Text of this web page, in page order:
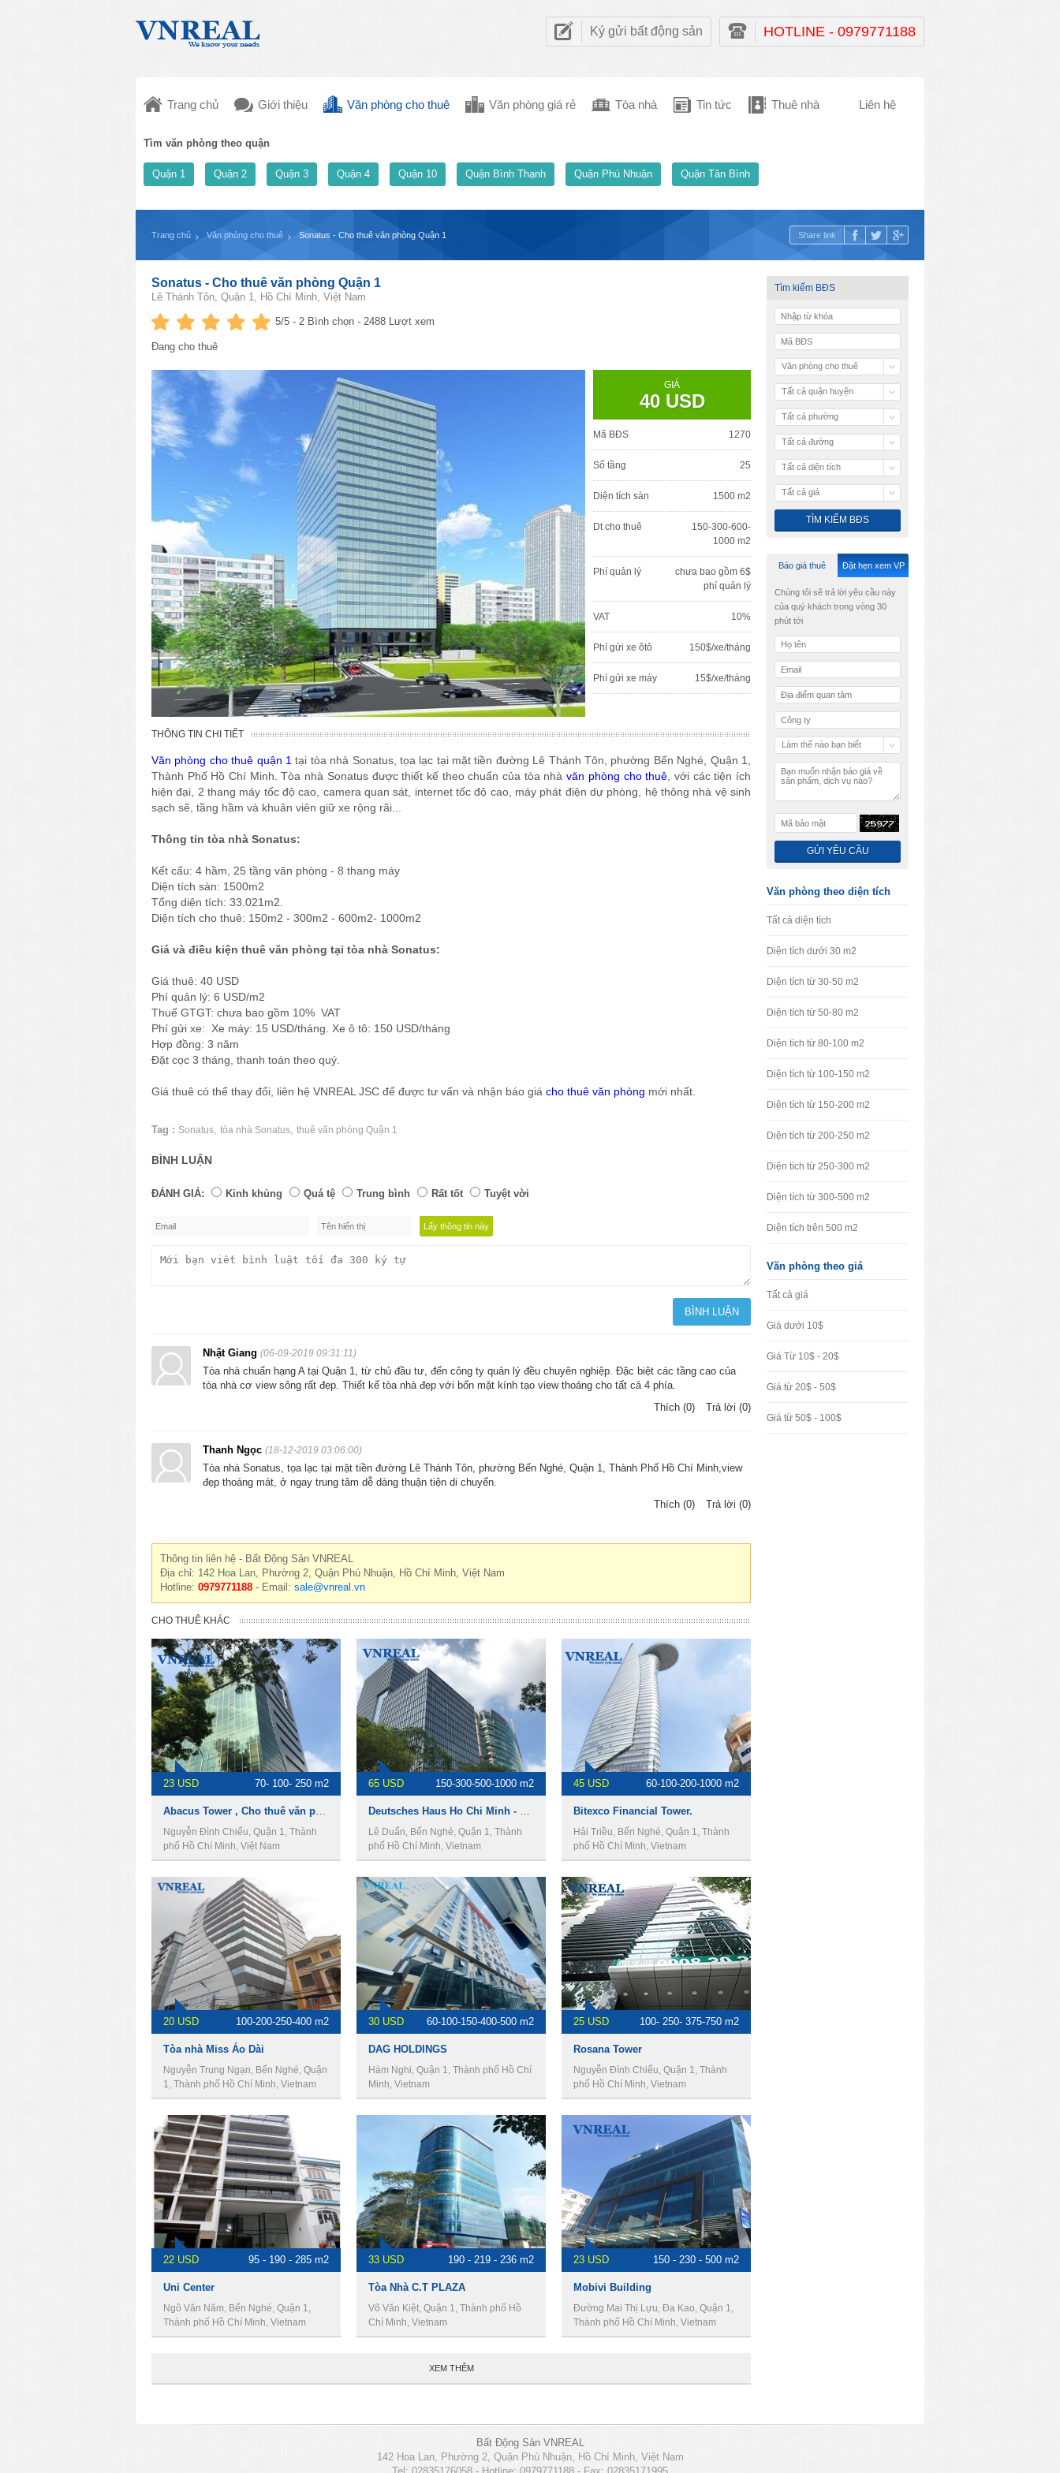
Ký gửi bất động sản HOTLINE - 0979771188
Trang chủ Giới thiệu Văn phòng cho thuê Văn phòng giá rẻ Tòa nhà Tin tức Thuê nhà Liên hệ
Tìm văn phòng theo quận
Quận 1 Quận 2 Quận 3 Quận 4 Quận 10 Quận Bình Thạnh Quận Phú Nhuận Quận Tân Bình
Trang chủ Văn phòng cho thuê Sonatus - Cho thuê văn phòng Quận 1 Share link
Sonatus - Cho thuê văn phòng Quận 1
Lê Thánh Tôn, Quận 1, Hồ Chí Minh, Việt Nam
5/5 - 2 Bình chọn - 2488 Lượt xem
Đang cho thuê
GIÁ
40 USD
Mã BĐS 1270
Số tầng 25
Diện tích sàn 1500 m2
Dt cho thuê
150-300-600-
1000 m2
Phí quản lý
chưa bao gồm 6$
phí quản lý
VAT 10%
Phí gửi xe ôtô 150$/xe/tháng
Phí gửi xe máy 15$/xe/tháng
THÔNG TIN CHI TIẾT
Văn phòng cho thuê quận 1 tại tòa nhà Sonatus, tọa lạc tại mặt tiền đường Lê Thánh Tôn, phường Bến Nghé, Quận 1,
Thành Phố Hồ Chí Minh. Tòa nhà Sonatus được thiết kế theo chuẩn của tòa nhàvăn phòng cho thuê , với các tiện ích
hiện đại, 2 thang máy tốc độ cao, camera quan sát, internet tốc độ cao, máy phát điện dự phòng, hệ thông nhà vệ sinh
sạch sẽ, tầng hầm và khuân viên giữ xe rộng rãi...
Thông tin tòa nhà Sonatus:
Kết cấu: 4 hầm, 25 tầng văn phòng - 8 thang máy
Diện tích sàn: 1500m2
Tổng diện tích: 33.021m2.
Diện tích cho thuê: 150m2 - 300m2 - 600m2- 1000m2
Giá và điều kiện thuê văn phòng tại tòa nhà Sonatus:
Giá thuê: 40 USD
Phí quản lý: 6 USD/m2
Thuế GTGT: chưa bao gồm 10% VAT
Phí gửi xe: Xe máy: 15 USD/tháng. Xe ô tô: 150 USD/tháng
Hợp đồng: 3 năm
Đặt cọc 3 tháng, thanh toán theo quý.
Giá thuê có thể thay đổi, liên hệ VNREAL JSC để được tư vấn và nhận báo giá cho thuê văn phòng mới nhất.
Tag : Sonatus tòa nhà Sonatus thuê văn phòng Quận 1
BÌNH LUẬN
ĐÁNH GIÁ: Kinh khủng Quá tệ Trung bình Rất tốt Tuyệt vời
Nhật Giang (06-09-2019 09:31:11)
Tòa nhà chuẩn hạng A tại Quận 1, từ chủ đầu tư, đến công ty quản lý đều chuyên nghiệp. Đặc biệt các tầng cao của
tòa nhà cơ view sông rất đẹp. Thiết kế tòa nhà đẹp với bốn mặt kính tạo view thoáng cho tất cả 4 phía.
Thích (0)
Trả lời (0)
Thanh Ngọc (18-12-2019 03:06:00)
Tòa nhà Sonatus, tọa lạc tại mặt tiền đường Lê Thánh Tôn, phường Bến Nghé, Quận 1, Thành Phố Hồ Chí Minh,view
đẹp thoáng mát, ở ngay trung tâm dễ dàng thuận tiện di chuyển.
Thích (0)
Trả lời (0)
Thông tin liên hệ - Bất Động Sản VNREAL
Địa chỉ: 142 Hoa Lan, Phường 2, Quận Phú Nhuận, Hồ Chí Minh, Việt Nam
Hotline: 0979771188 - Email: sale@vnreal.vn
CHO THUÊ KHÁC
23 USD 70- 100- 250 m2
Nguyễn Đình Chiểu, Quận 1, Thành
phố Hồ Chí Minh, Việt Nam
65 USD 150-300-500-1000 m2
Lê Duẩn, Bến Nghé, Quận 1, Thành
phố Hồ Chí Minh, Vietnam
45 USD 60-100-200-1000 m2
Bitexco Financial Tower.
Hải Triều, Bến Nghé, Quận 1, Thành
phố Hồ Chí Minh, Vietnam
20 USD 100-200-250-400 m2
Tòa nhà Miss Áo Dài
Nguyễn Trung Ngạn, Bến Nghé, Quận
1, Thành phố Hồ Chí Minh, Vietnam
30 USD 60-100-150-400-500 m2
DAG HOLDINGS
Hàm Nghi, Quận 1, Thành phố Hồ Chí
Minh, Vietnam
25 USD 100- 250- 375-750 m2
Rosana Tower
Nguyễn Đình Chiểu, Quận 1, Thành
phố Hồ Chí Minh, Vietnam
22 USD 95 - 190 - 285 m2
Uni Center
Ngô Văn Năm, Bến Nghé, Quận 1,
Thành phố Hồ Chí Minh, Vietnam
33 USD 190 - 219 - 236 m2
Tòa Nhà C.T PLAZA
Võ Văn Kiệt, Quận 1, Thành phố Hồ
Chí Minh, Vietnam
23 USD 150 - 230 - 500 m2
Mobivi Building
Đường Mai Thị Lựu, Đa Kao, Quận 1,
Thành phố Hồ Chí Minh, Vietnam
XEM THÊM
Tìm kiếm BĐS
Văn phòng cho thuê
Tất cả quận huyện
Tất cả phường
Tất cả đường
Tất cả diện tích
Tất cả giá
Báo giá thuê Đặt hẹn xem VP
Chúng tôi sẽ trả lời yêu cầu này
của quý khách trong vòng 30
phút tới
Làm thế nào bạn biết
Văn phòng theo diện tích
Tất cả diện tích
Diện tích dưới 30 m2
Diện tích từ 30-50 m2
Diện tích từ 50-80 m2
Diện tích từ 80-100 m2
Diện tích từ 100-150 m2
Diện tích từ 150-200 m2
Diện tích từ 200-250 m2
Diện tích từ 250-300 m2
Diện tích từ 300-500 m2
Diện tích trên 500 m2
Văn phòng theo giá
Tất cả giá
Giá dưới 10$
Giá Từ 10$ - 20$
Giá từ 20$ - 50$
Giá từ 50$ - 100$
Bất Động Sản VNREAL
142 Hoa Lan, Phường 2, Quận Phú Nhuận, Hồ Chí Minh, Việt Nam